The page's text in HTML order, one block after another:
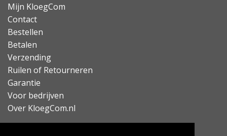
Mijn KloegCom
Contact
Bestellen
Betalen
Verzending
Ruilen of Retourneren
Garantie
Voor bedrijven
Over KloegCom.nl